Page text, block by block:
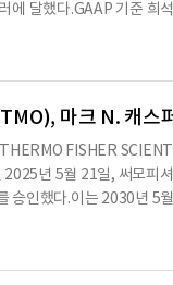
거래위원회에 제출됐으
에 달했다.GAAP 기준 희
생산성을 극대화하고 과
Astral™ Zoom 질
5 Cryo-TEM이 포함된
능하게 한다.또한,
시켰다.이 시스템은 의미
시스템을 활용하여 뛰
움을 주었다.분기 종료
마크 N. 캐스
FISHER
년 5월 21일, 써모피
승인했다.이는 2030년 5
장기적인 실적에 의해
야의 산업 리더로 자리매